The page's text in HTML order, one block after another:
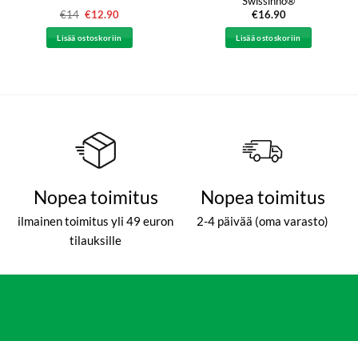
€14 Alkuperäinen
oli:
€14.
€12.90Nykyinen
€12.90.
Lisää ostoskoriin
€16.90
Lisää ostoskoriin
Nopea toimitus
ilmainen toimitus yli 49 euron
tilauksille
Nopea toimitus
2-4 päivää (oma varasto)